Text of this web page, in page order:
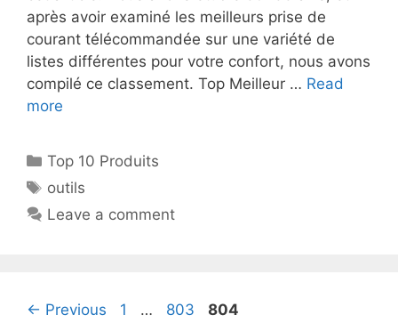
après avoir examiné les meilleurs prise de
courant télécommandée sur une variété de
listes différentes pour votre confort, nous avons
compilé ce classement. Top Meilleur … Read
more
Top 10 Produits
outils
Leave a comment
← Previous 1 … 803 804